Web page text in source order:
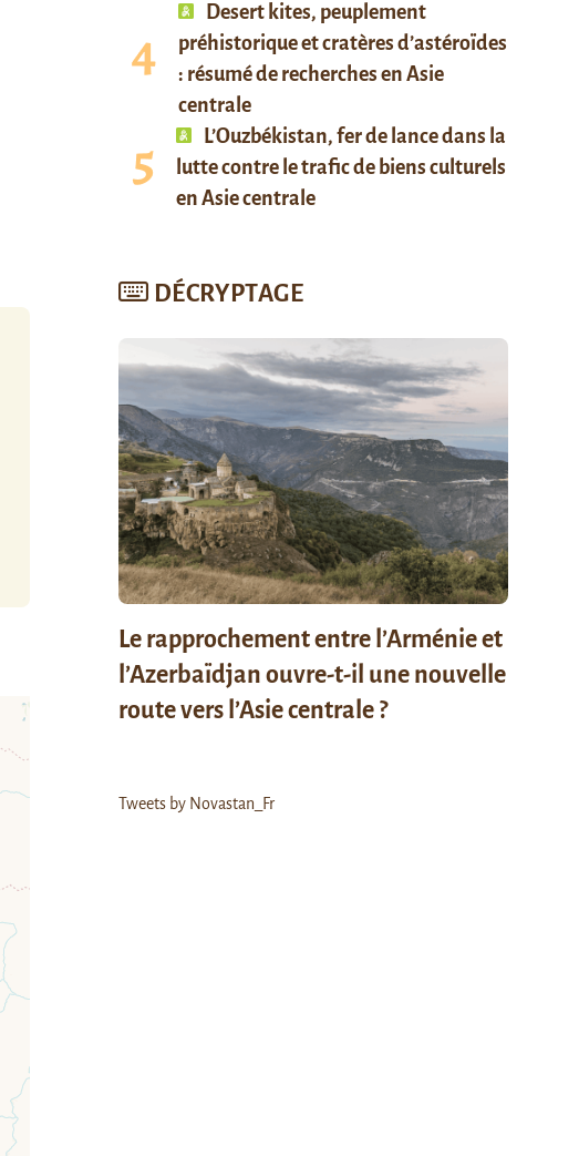
Desert kites, peuplement
préhistorique et cratères d’astéroïdes
: résumé de recherches en Asie
centrale
L’Ouzbékistan, fer de lance dans la
lutte contre le trafic de biens culturels
en Asie centrale
DÉCRYPTAGE
Le rapprochement entre l’Arménie et
l’Azerbaïdjan ouvre-t-il une nouvelle
route vers l’Asie centrale ?
Tweets by Novastan_Fr